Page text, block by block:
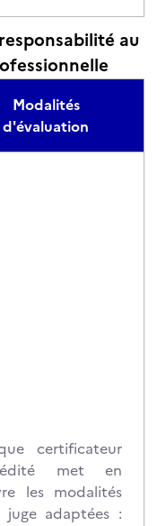
au
Modalités
d'évaluation
certificateur
met en
les modalités
juge adaptées :